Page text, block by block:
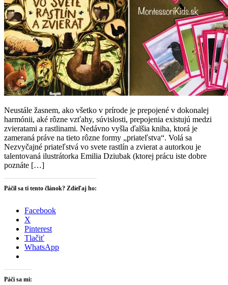
Neustále žasnem, ako všetko v prírode je prepojené v dokonalej
harmónii, aké rôzne vzťahy, súvislosti, prepojenia existujú medzi
zvieratami a rastlinami. Nedávno vyšla ďalšia kniha, ktorá je
zameraná práve na tieto rôzne formy „priateľstva“. Volá sa
Nezvyčajné priateľstvá vo svete rastlín a zvierat a autorkou je
talentovaná ilustrátorka Emilia Dziubak (ktorej prácu iste dobre
poznáte […]
Páčil sa ti tento článok? Zdieľaj ho:
Facebook
X
Pinterest
Tlačiť
WhatsApp
Páči sa mi: